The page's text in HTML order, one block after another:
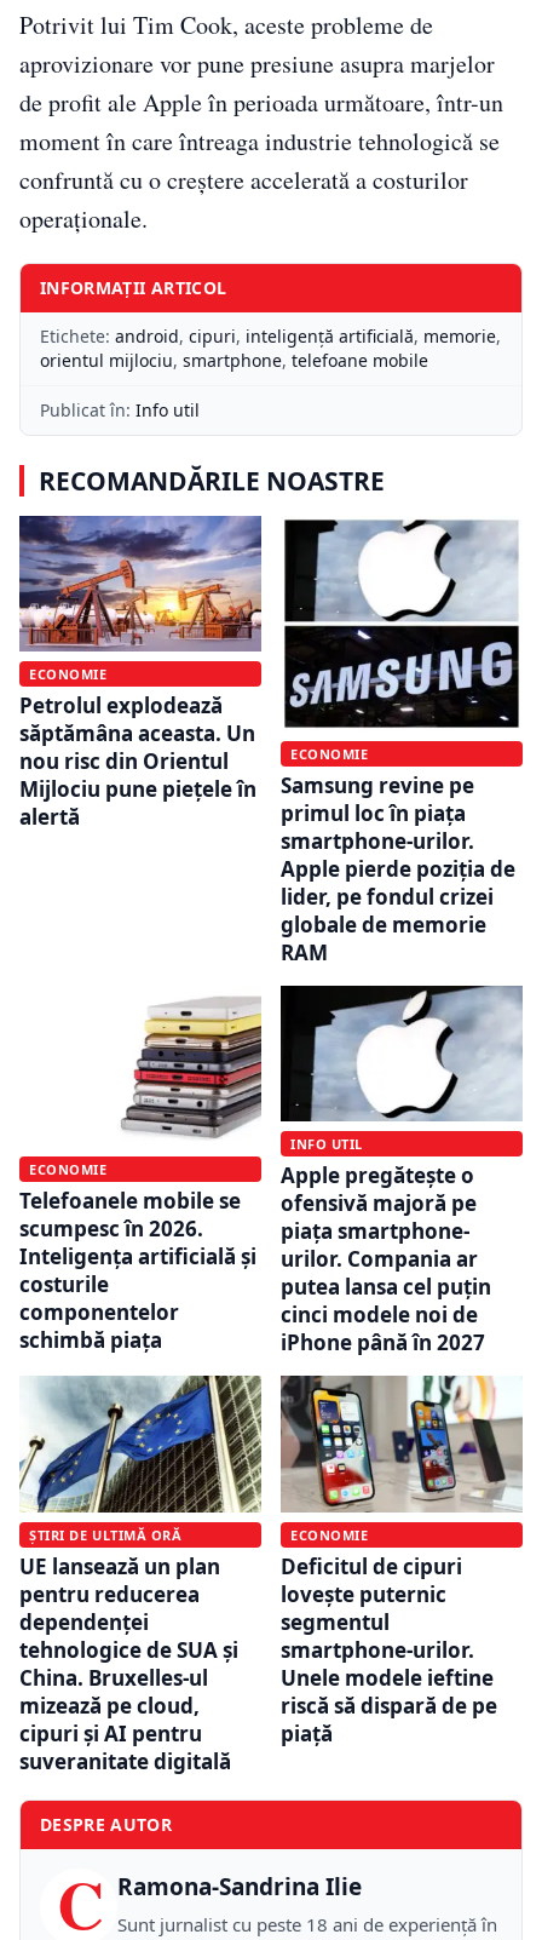
Potrivit lui Tim Cook, aceste probleme de
aprovizionare vor pune presiune asupra marjelor
de profit ale Apple în perioada următoare, într-un
moment în care întreaga industrie tehnologică se
confruntă cu o creștere accelerată a costurilor
operaționale.
INFORMAȚII ARTICOL
Etichete: android, cipuri, inteligență artificială, memorie,
orientul mijlociu, smartphone, telefoane mobile
Publicat în: Info util
RECOMANDĂRILE NOASTRE
ECONOMIE
Petrolul explodează
săptămâna aceasta. Un
nou risc din Orientul
Mijlociu pune piețele în
alertă
ECONOMIE
Samsung revine pe
primul loc în piața
smartphone-urilor.
Apple pierde poziția de
lider, pe fondul crizei
globale de memorie
RAM
ECONOMIE
Telefoanele mobile se
scumpesc în 2026.
Inteligența artificială și
costurile
componentelor
schimbă piața
INFO UTIL
Apple pregătește o
ofensivă majoră pe
piața smartphone-
urilor. Compania ar
putea lansa cel puțin
cinci modele noi de
iPhone până în 2027
ȘTIRI DE ULTIMĂ ORĂ
UE lansează un plan
pentru reducerea
dependenței
tehnologice de SUA și
China. Bruxelles-ul
mizează pe cloud,
cipuri și AI pentru
suveranitate digitală
ECONOMIE
Deficitul de cipuri
lovește puternic
segmentul
smartphone-urilor.
Unele modele ieftine
riscă să dispară de pe
piață
DESPRE AUTOR
C Ramona-Sandrina Ilie
Sunt jurnalist cu peste 18 ani de experiență în